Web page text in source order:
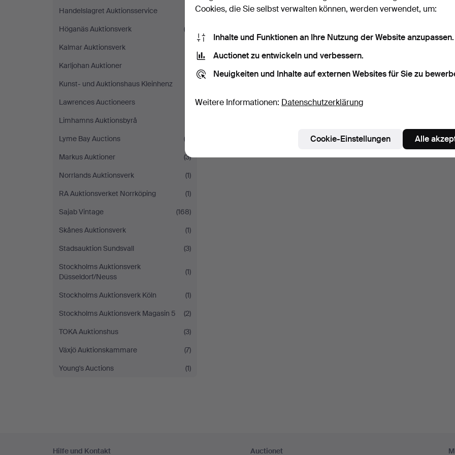
Handelslagret Auktionsservice
Höganäs Auktionsverk
(2)
Kalmar Auktionsverk
Karljohan Auktioner
Kunst- und Auktionshaus Kleinhenz
Lawrences Auctioneers
Limhamns Auktionsbyrå
Lyme Bay Auctions
(2)
Markus Auktioner
(3)
Norrlands Auktionsverk
(1)
RA Auktionsverket Norrköping
(1)
Sajab Vintage
(168)
Skånes Auktionsverk
(1)
Stadsauktion Sundsvall
(3)
Stockholms Auktionsverk
Düsseldorf/Neuss
(1)
Stockholms Auktionsverk Köln
(1)
Stockholms Auktionsverk Magasin 5
(2)
TOKA Auktionshus
(3)
Växjö Auktionskammare
(7)
Young's Auctions
(1)
Hilfe und Kontakt Auctionet
Cookies, die Sie selbst verwalten können, werden verwendet, um:
Inhalte und Funktionen an Ihre Nutzung der Website anzupassen.
Auctionet zu entwickeln und verbessern.
Neuigkeiten und Inhalte auf externen Websites für Sie zu
Weitere Informationen: Datenschutzerklärung
Cookie-Einstellungen Alle